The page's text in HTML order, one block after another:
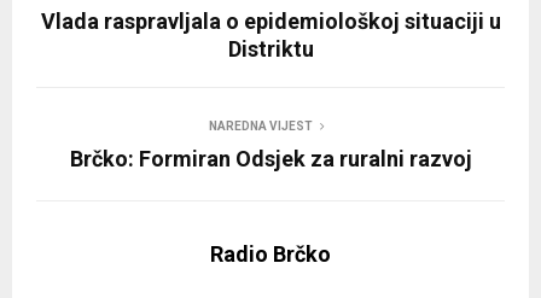
Vlada raspravljala o epidemiološkoj situaciji u
Distriktu
NAREDNA VIJEST
Brčko: Formiran Odsjek za ruralni razvoj
Radio Brčko